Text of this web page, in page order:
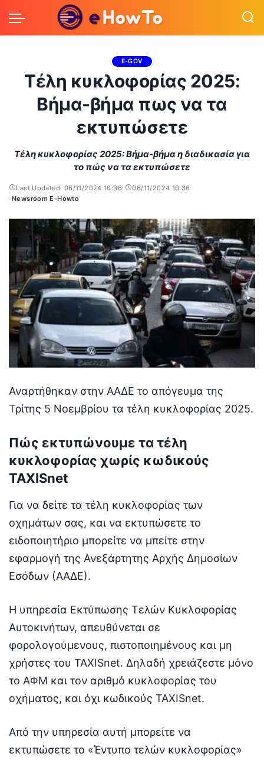
E-GOV
Τέλη κυκλοφορίας 2025:
Βήμα-βήμα πως να τα
εκτυπώσετε
Τέλη κυκλοφορίας 2025: Βήμα-βήμα η διαδικασία για
το πώς να τα εκτυπώσετε
Last Updated: 06/11/2024 10:36
06/11/2024 10:36
Posted
Newsroom E-Howto
Αναρτήθηκαν στην ΑΑΔΕ το απόγευμα της
Τρίτης 5 Νοεμβρίου τα τέλη κυκλοφορίας 2025.
Πώς εκτυπώνουμε τα τέλη
κυκλοφορίας χωρίς κωδικούς
TAXISnet
Για να δείτε τα τέλη κυκλοφορίας των
οχημάτων σας, και να εκτυπώσετε το
ειδοποιητήριo μπορείτε να μπείτε στην
εφαρμογή της Ανεξάρτητης Αρχής Δημοσίων
Εσόδων (ΑΑΔΕ).
Η υπηρεσία Εκτύπωσης Τελών Κυκλοφορίας
Αυτοκινήτων, απευθύνεται σε
φορολογούμενους, πιστοποιημένους και μη
χρήστες του TAXISnet. Δηλαδή χρειάζεστε μόνο
το ΑΦΜ και τον αριθμό κυκλοφορίας του
οχήματος, και όχι κωδικούς TAXISnet.
Από την υπηρεσία αυτή μπορείτε να
εκτυπώσετε το «Έντυπο τελών κυκλοφορίας»